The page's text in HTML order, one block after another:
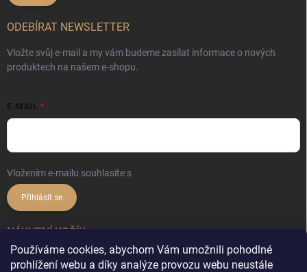
Používáme cookies, abychom Vám umožnili pohodlné
prohlížení webu a díky analýze provozu webu neustále
ODEBÍRAT NEWSLETTER
Vložte svůj e-mail a my vám budeme zasílat informace o nových
produktech na našem e-shopu.
E-MAIL
Vložením e-mailu souhlasíte s
Přihlásit se
NÁKUPNÍ KOŠÍK
0 ks /0 Kč